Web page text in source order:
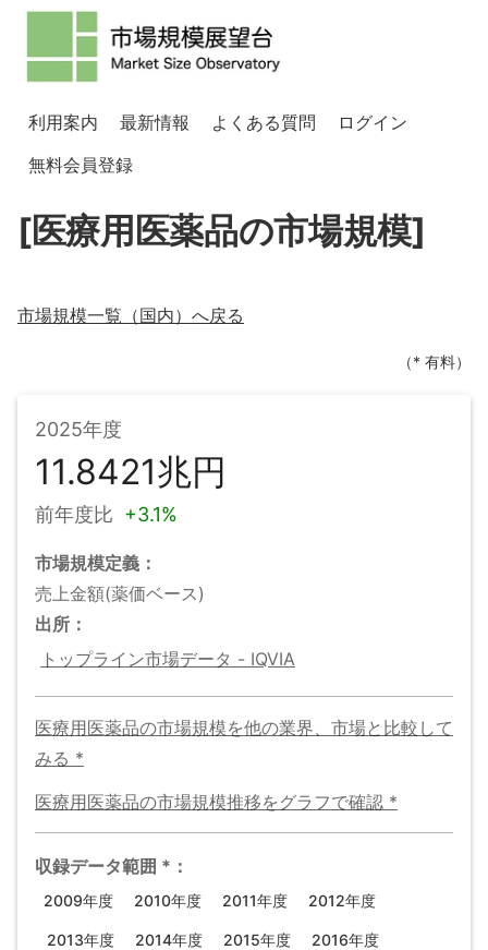
利用案内 最新情報 よくある質問
ログイン
無料会員登録
[医療用医薬品の市場規模]
市場規模一覧（国内）へ戻る
（* 有料）
2025年度
11.8421兆円
前年度比 +3.1%
市場規模定義：
売上金額(薬価ベース)
出所：
トップライン市場データ - IQVIA
医療用医薬品の市場規模を他の業界、市場と比較して
みる *
医療用医薬品の市場規模推移をグラフで確認 *
収録データ範囲 * ：
2009年度 2010年度 2011年度 2012年度
2013年度 2014年度 2015年度 2016年度